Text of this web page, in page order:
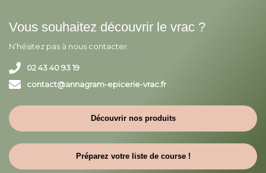
Vous souhaitez découvrir le vrac ?
N’hésitez pas à nous contacter.
02 43 40 93 19
contact@annagram-epicerie-vrac.fr
Découvrir nos produits
Préparez votre liste de course !